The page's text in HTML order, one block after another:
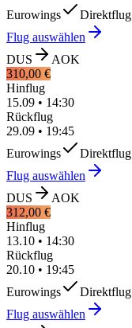
Eurowings
Direktflug
Flug auswählen
DUS
AOK
310,00 €
Hinflug
15.09 • 14:30
Rückflug
29.09 • 19:45
Eurowings
Direktflug
Flug auswählen
DUS
AOK
312,00 €
Hinflug
13.10 • 14:30
Rückflug
20.10 • 19:45
Eurowings
Direktflug
Flug auswählen